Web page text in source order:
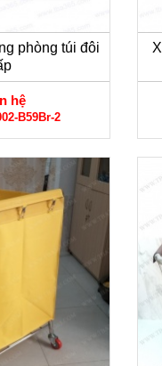
phòng túi đôi
hệ
B59Br-2